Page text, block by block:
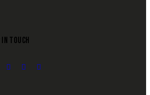
TOUCH